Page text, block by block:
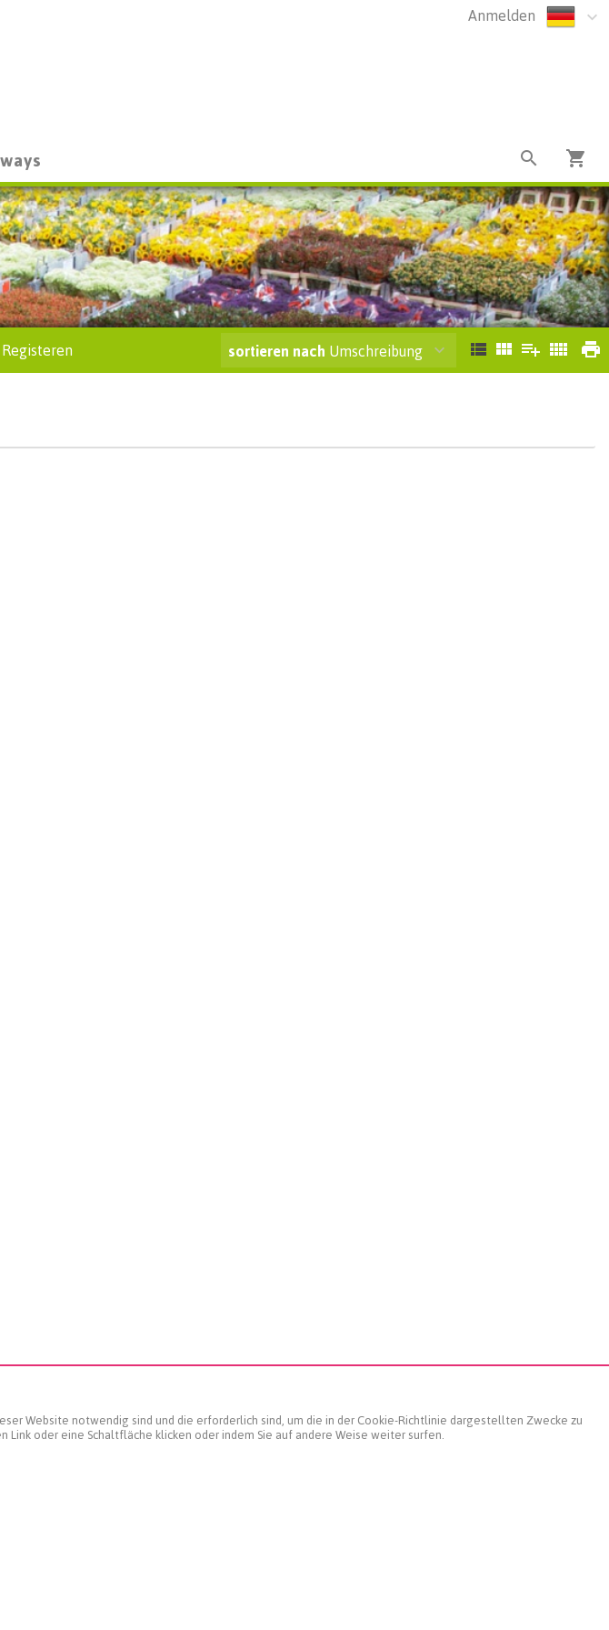
Anmelden
Registeren sortieren nach Umschreibung
Informationen
Media
Website notwendig sind und die erforderlich sind, um die in der Cookie-Richtlinie dargestellten Zwecke zu
oder eine Schaltfläche klicken oder indem Sie auf andere Weise weiter surfen.